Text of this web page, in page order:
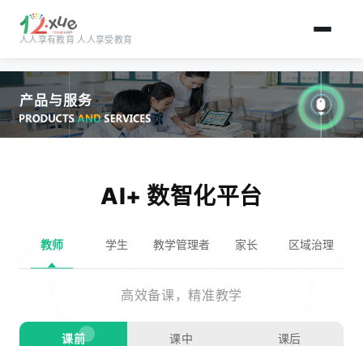
跳到主要内容
人人享有教育 人人享受教育
产品与服务
AI+ 数智化平台
教师 学生 教学管理者 家长 区域治理
高效备课，精准教学
课前 课中 课后